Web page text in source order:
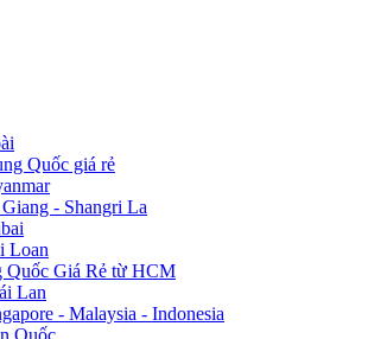
Quốc giá rẻ
- Shangri La
Loan
Quốc Giá Rẻ từ HCM
Lan
- Malaysia - Indonesia
Quốc